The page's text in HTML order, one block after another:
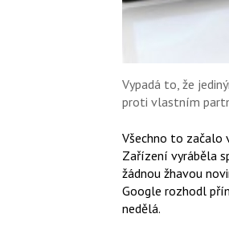
Vypadá to, že
proti vlastním
Všechno to začalo
Zařízení vyráběla
žádnou žhavou
Google rozhodl
nedělá.